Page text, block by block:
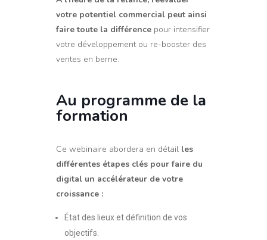
votre potentiel commercial peut ainsi
faire toute la différence pour intensifier
votre développement ou re-booster des
ventes en berne.
Au programme de la
formation
Ce webinaire abordera en détail les
différentes étapes clés pour faire du
digital un accélérateur de votre
croissance :
État des lieux et définition de vos
objectifs.